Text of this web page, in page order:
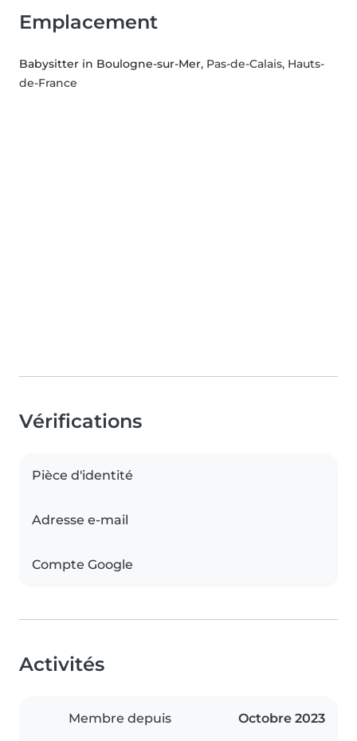
Emplacement
Babysitter in Boulogne-sur-Mer, Pas-de-Calais, Hauts-
de-France
Vérifications
Pièce d'identité
Adresse e-mail
Compte Google
Activités
Membre depuis Octobre 2023